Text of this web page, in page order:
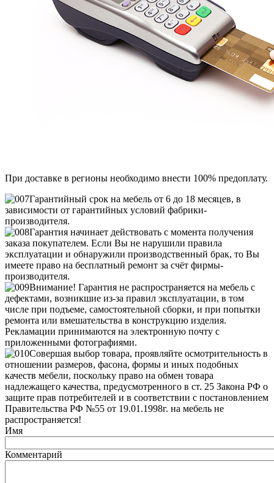
При доставке в регионы необходимо внести 100% предоплату.
Гарантийный срок на мебель от 6 до 18 месяцев, в
зависимости от гарантийных условий фабрики-
производителя.
Гарантия начинает действовать с момента получения
заказа покупателем. Если Вы не нарушили правила
эксплуатации и обнаружили производственный брак, то Вы
имеете право на бесплатный ремонт за счёт фирмы-
производителя.
Внимание! Гарантия не распространяется на мебель с
дефектами, возникшие из-за правил эксплуатации, в том
числе при подъеме, самостоятельной сборки, и при попытки
ремонта или вмешательства в конструкцию изделия.
Рекламации принимаются на электронную почту с
приложенными фотографиями.
Совершая выбор товара, проявляйте осмотрительность в
отношении размеров, фасона, формы и иных подобных
качеств мебели, поскольку право на обмен товара
надлежащего качества, предусмотренного в ст. 25 Закона РФ о
защите прав потребителей и в соответствии с постановлением
Правительства РФ №55 от 19.01.1998г. на мебель не
распространяется!
Имя
Комментарий